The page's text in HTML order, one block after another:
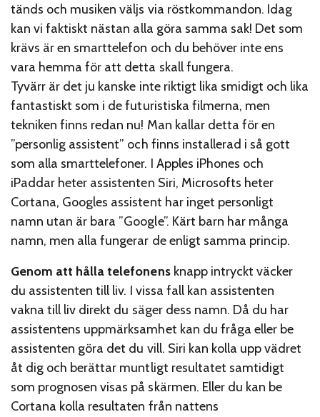
tänds och musiken väljs via röstkommandon. Idag
kan vi faktiskt nästan alla göra samma sak! Det som
krävs är en smarttelefon och du behöver inte ens
vara hemma för att detta skall fungera.
Tyvärr är det ju kanske inte riktigt lika smidigt och lika
fantastiskt som i de futuristiska filmerna, men
tekniken finns redan nu! Man kallar detta för en
”personlig assistent” och finns installerad i så gott
som alla smarttelefoner. I Apples iPhones och
iPaddar heter assistenten Siri, Microsofts heter
Cortana, Googles assistent har inget personligt
namn utan är bara ”Google”. Kärt barn har många
namn, men alla fungerar de enligt samma princip.
Genom att hålla telefonens knapp intryckt väcker
du assistenten till liv. I vissa fall kan assistenten
vakna till liv direkt du säger dess namn. Då du har
assistentens uppmärksamhet kan du fråga eller be
assistenten göra det du vill. Siri kan kolla upp vädret
åt dig och berättar muntligt resultatet samtidigt
som prognosen visas på skärmen. Eller du kan be
Cortana kolla resultaten från nattens